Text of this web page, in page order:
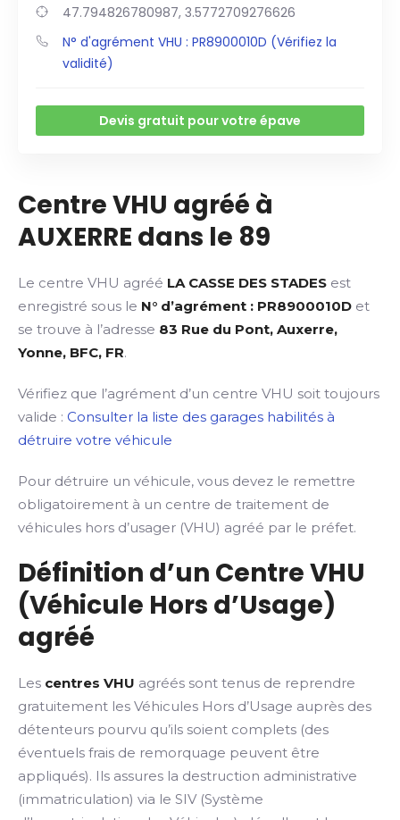
47.794826780987, 3.5772709276626
N° d'agrément VHU : PR8900010D (Vérifiez la
validité)
Devis gratuit pour votre épave
Centre VHU agréé à
AUXERRE dans le 89
Le centre VHU agréé LA CASSE DES STADES est
enregistré sous le N° d’agrément : PR8900010D et
se trouve à l’adresse 83 Rue du Pont, Auxerre,
Yonne, BFC, FR.
Vérifiez que l’agrément d’un centre VHU soit toujours
valide : Consulter la liste des garages habilités à
détruire votre véhicule
Pour détruire un véhicule, vous devez le remettre
obligatoirement à un centre de traitement de
véhicules hors d’usager (VHU) agréé par le préfet.
Définition d’un Centre VHU
(Véhicule Hors d’Usage)
agréé
Les centres VHU agréés sont tenus de reprendre
gratuitement les Véhicules Hors d’Usage auprès des
détenteurs pourvu qu’ils soient complets (des
éventuels frais de remorquage peuvent être
appliqués). Ils assures la destruction administrative
(immatriculation) via le SIV (Système